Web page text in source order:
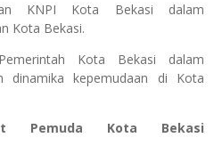
KNPI Kota Bekasi dalam
Kota Bekasi.
Kota Bekasi dalam
dinamika kepemudaan di Kota
Pemuda Kota Bekasi